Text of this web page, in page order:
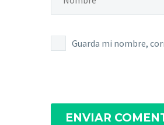
Guarda mi nombre,
ENVIAR